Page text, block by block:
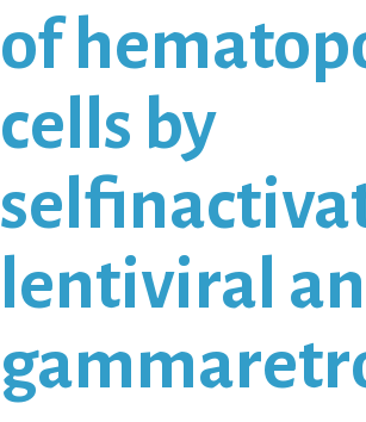
of
cells by
lentiviral